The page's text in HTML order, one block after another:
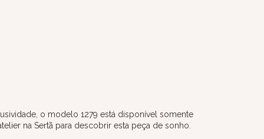
o modelo 1279 está disponível somente
na Sertã para descobrir esta peça de sonho.